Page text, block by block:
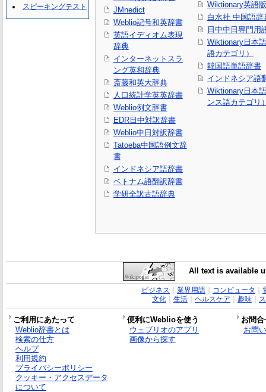
JMnedict
Weblio記号和英辞書
英語イディオム表現
辞典
インターネットスラ
ング英和辞典
斎藤和英大辞典
人口統計学英英辞書
Weblio例文辞書
EDR日中対訳辞書
Weblio中日対訳辞書
Tatoeba中国語例文辞
書
インドネシア語辞書
ベトナム語翻訳辞書
学研全訳古語辞典
Wiktionary英語版
白水社 中国語辞
日中中日専門用
Wiktionary日本
語カテゴリ）
韓国語単語辞書
インドネシア語
Wiktionary日本
ンス語カテゴリ
スピーキングテスト
All text is available
ビジネス 業界用語｜ コンピュータ
文化｜ 生活｜ ヘルスケア 趣味｜
ご利用にあたって 便利にWeblioを使う
お問
Weblio辞書とは
検索の仕方
ヘルプ
利用規約
プライバシーポリシー
クッキー・アクセスデータ
について
ウェブリオのアプリ
画像から探す
お問